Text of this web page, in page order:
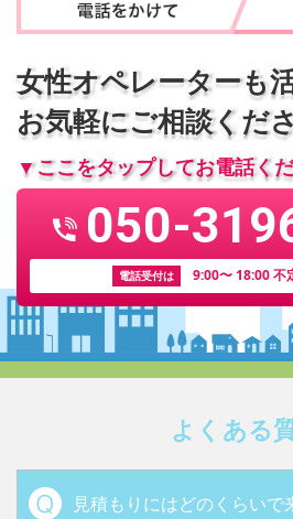
女性オペレーターも
お気軽にご相談くだ
▼ここをタップしてお電話く
050-
電話受付は 9:00〜 18:00 不
よくある
見積もりにはどのくらいで